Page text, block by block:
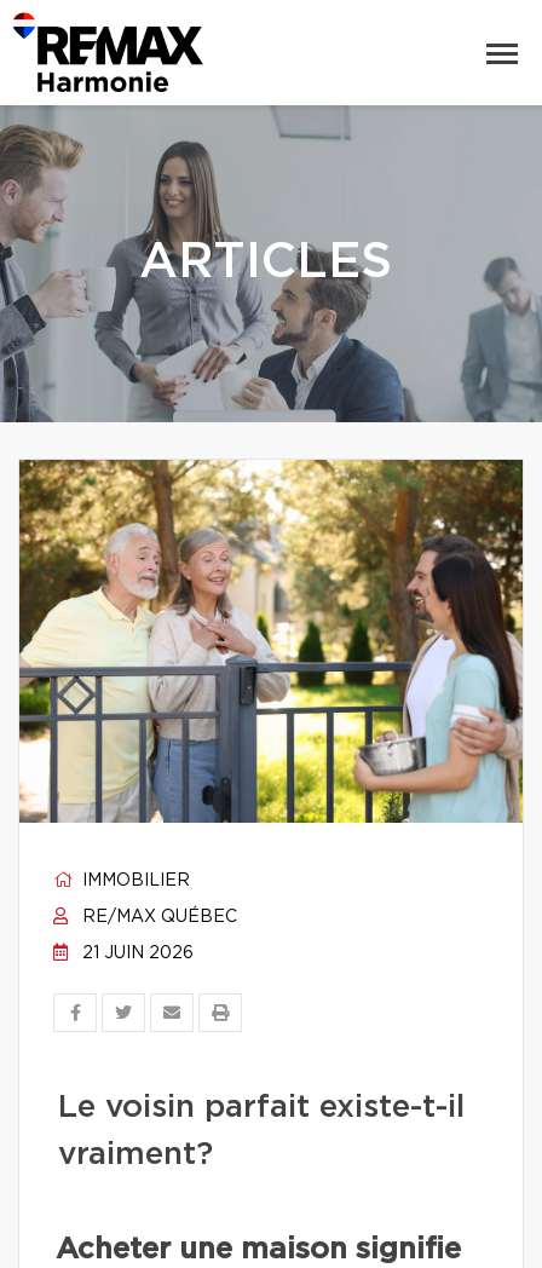
ARTICLES
IMMOBILIER
RE/MAX QUÉBEC
21 JUIN 2026
Le voisin parfait existe-t-il
vraiment?
Acheter une maison signifie